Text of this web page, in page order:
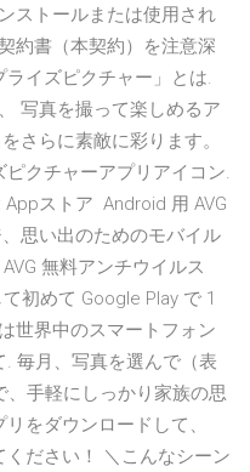
ストールまたは使用され
約書（本契約）を注意深
イズピクチャー」とは.
写真を撮って楽しめるア
さらに素敵に彩ります。
クチャーアプリアイコン.
ストア Android 用 AVG
思い出のためのモバイル
無料アンチウイルス
初めて Google Play で 1
世界中のスマートフォン
毎月、写真を選んで（表
手軽にしっかり家族の思
をダウンロードして、
ださい！ ＼こんなシーン